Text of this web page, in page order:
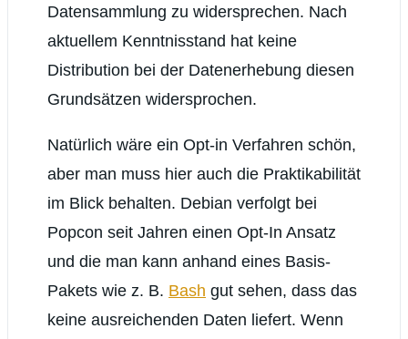
Datensammlung zu widersprechen. Nach
aktuellem Kenntnisstand hat keine
Distribution bei der Datenerhebung diesen
Grundsätzen widersprochen.
Natürlich wäre ein Opt-in Verfahren schön,
aber man muss hier auch die Praktikabilität
im Blick behalten. Debian verfolgt bei
Popcon seit Jahren einen Opt-In Ansatz
und die man kann anhand eines Basis-
Pakets wie z. B. Bash gut sehen, dass das
keine ausreichenden Daten liefert. Wenn